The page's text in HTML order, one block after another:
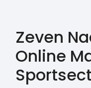
Zeven
Online